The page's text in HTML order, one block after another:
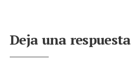
Deja una respuesta